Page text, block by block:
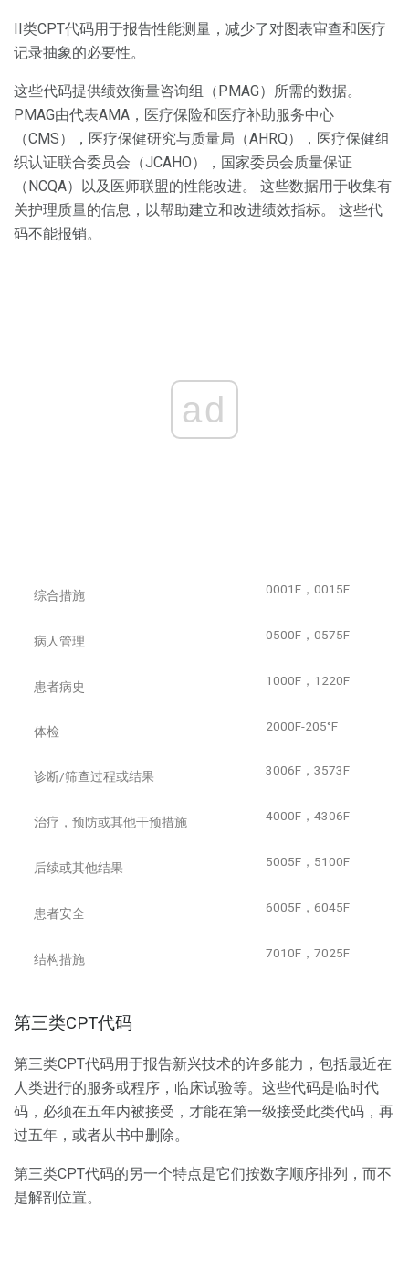
II类CPT代码用于报告性能测量，减少了对图表审查和医疗
记录抽象的必要性。
这些代码提供绩效衡量咨询组（PMAG）所需的数据。
PMAG由代表AMA，医疗保险和医疗补助服务中心
（CMS），医疗保健研究与质量局（AHRQ），医疗保健组
织认证联合委员会（JCAHO），国家委员会质量保证
（NCQA）以及医师联盟的性能改进。 这些数据用于收集有
关护理质量的信息，以帮助建立和改进绩效指标。 这些代
码不能报销。
ad
综合措施 0001F，0015F
病人管理 0500F，0575F
患者病史 1000F，1220F
体检 2000F-205°F
诊断/筛查过程或结果 3006F，3573F
治疗，预防或其他干预措施 4000F，4306F
后续或其他结果 5005F，5100F
患者安全 6005F，6045F
结构措施 7010F，7025F
第三类CPT代码
第三类CPT代码用于报告新兴技术的许多能力，包括最近在
人类进行的服务或程序，临床试验等。这些代码是临时代
码，必须在五年内被接受，才能在第一级接受此类代码，再
过五年，或者从书中删除。
第三类CPT代码的另一个特点是它们按数字顺序排列，而不
是解剖位置。